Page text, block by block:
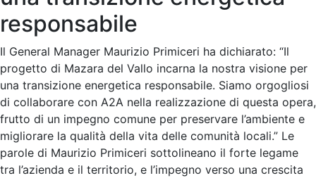
responsabile
Il General Manager Maurizio Primiceri ha dichiarato: “Il
progetto di Mazara del Vallo incarna la nostra visione per
una transizione energetica responsabile. Siamo orgogliosi
di collaborare con A2A nella realizzazione di questa opera,
frutto di un impegno comune per preservare l’ambiente e
migliorare la qualità della vita delle comunità locali.” Le
parole di Maurizio Primiceri sottolineano il forte legame
tra l’azienda e il territorio, e l’impegno verso una crescita